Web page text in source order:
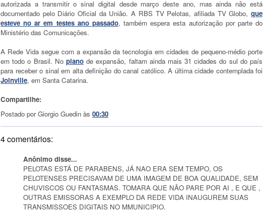
autorizada a transmitir o sinal digital desde março deste ano, mas ainda não está
documentado pelo Diário Oficial da União. A RBS TV Pelotas, afiliada TV Globo, que
esteve no ar em testes ano passado, também espera esta autorização por parte do
Ministério das Comunicações.
A Rede Vida segue com a expansão da tecnologia em cidades de pequeno-médio porte
em todo o Brasil. No planode expansão, faltam ainda mais 31 cidades do sul do país
para receber o sinal em alta definição do canal católico. A última cidade contemplada foi
Joinville, em Santa Catarina.
Compartilhe:
Postado porGiorgio Guedin às 00:30
4 comentários:
Anônimo disse...
PELOTAS ESTÁ DE PARABENS, JÁ NAO ERA SEM TEMPO, OS
PELOTENSES PRECISAVAM DE UMA IMAGEM DE BOA QUALIDADE, SEM
CHUVISCOS OU FANTASMAS. TOMARA QUE NÃO PARE POR AI , E QUE ,
OUTRAS EMISSORAS A EXEMPLO DA REDE VIDA INAUGUREM SUAS
TRANSMISSOES DIGITAIS NO MMUNICIPIO.